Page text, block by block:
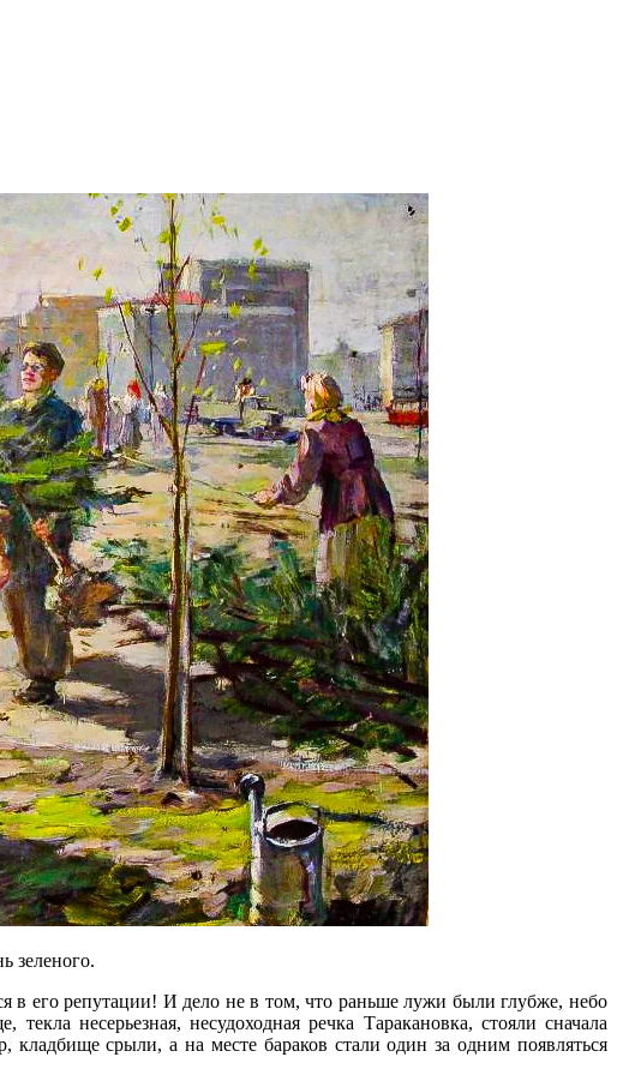
зеленого.
в его репутации! И дело не в том, что раньше лужи были глубже, небо
несерьезная, несудоходная речка Таракановка, стояли сначала
кладбище срыли, а на месте бараков стали один за одним появляться